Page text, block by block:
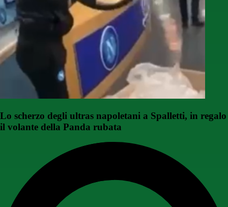
Lo scherzo degli ultras napoletani a Spalletti, in regalo
il volante della Panda rubata